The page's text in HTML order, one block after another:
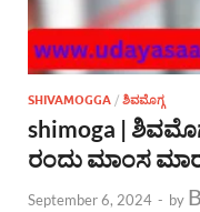
SHIVAMOGGA / ಶಿವಮೊಗ್ಗ
shimoga |
ರಂದು ಮಾಂಸ
September 6, 2024 - by